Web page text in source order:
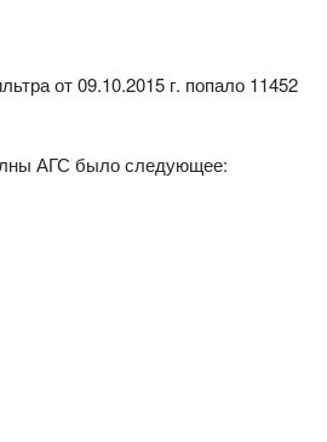
от 09.10.2015 г. попало 11452
АГС было следующее: